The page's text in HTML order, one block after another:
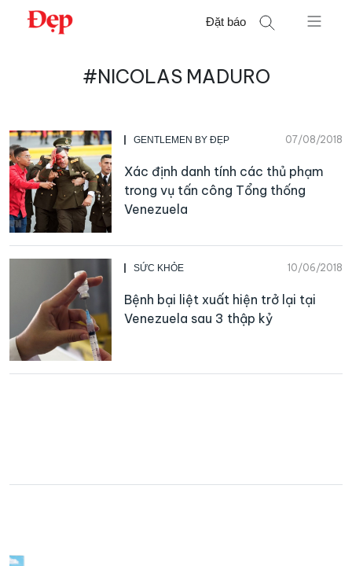
Chuyển
Đặt báo
#NICOLAS MADURO
GENTLEMEN BY ĐẸP 07/08/2018
Xác định danh tính các thủ phạm
trong vụ tấn công Tổng thống
Venezuela
SỨC KHỎE 10/06/2018
Bệnh bại liệt xuất hiện trở lại tại
Venezuela sau 3 thập kỷ